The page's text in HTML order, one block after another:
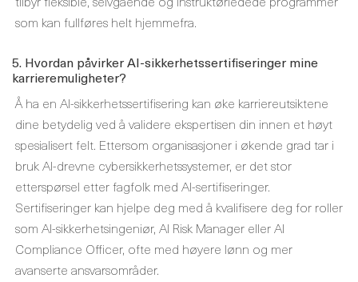
som kan fullføres helt hjemmefra.
5. Hvordan påvirker AI-sikkerhetssertifiseringer mine
karrieremuligheter?
Å ha en AI-sikkerhetssertifisering kan øke karriereutsiktene
dine betydelig ved å validere ekspertisen din innen et høyt
spesialisert felt. Ettersom organisasjoner i økende grad tar i
bruk AI-drevne cybersikkerhetssystemer, er det stor
etterspørsel etter fagfolk med AI-sertifiseringer.
Sertifiseringer kan hjelpe deg med å kvalifisere deg for roller
som AI-sikkerhetsingeniør, AI Risk Manager eller AI
Compliance Officer, ofte med høyere lønn og mer
avanserte ansvarsområder.